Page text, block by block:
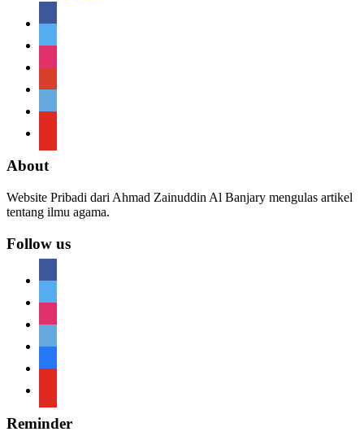
About
Website Pribadi dari Ahmad Zainuddin Al Banjary mengulas artikel
tentang ilmu agama.
Follow us
Reminder